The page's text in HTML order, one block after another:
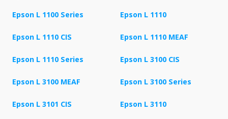
Epson L 1100 Series Epson L 1110
Epson L 1110 CIS Epson L 1110 MEAF
Epson L 1110 Series Epson L 3100 CIS
Epson L 3100 MEAF Epson L 3100 Series
Epson L 3101 CIS Epson L 3110